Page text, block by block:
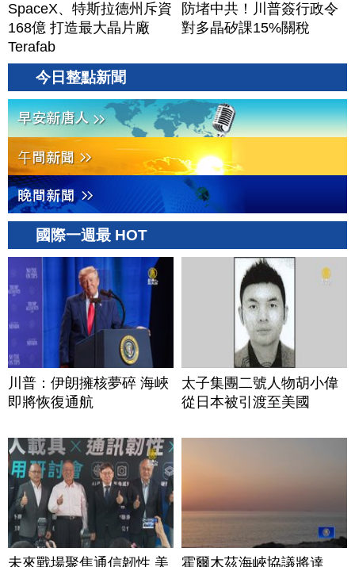
SpaceX、特斯拉德州斥資
168億 打造最大晶片廠
Terafab
防堵中共！川普簽行政令
對多晶矽課15%關稅
今日整點新聞
國際一週最 HOT
川普：伊朗擁核夢碎 海峽
即將恢復通航
太子集團二號人物胡小偉
從日本被引渡至美國
未來戰場聚焦通信韌性 美
霍爾木茲海峽協議將達